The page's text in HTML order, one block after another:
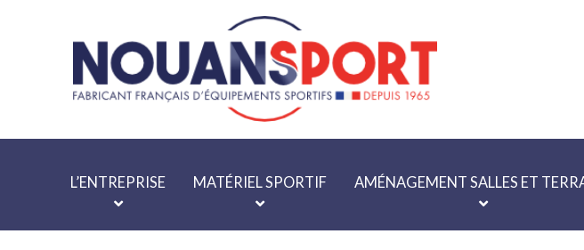
Aller
la
Aller
contenu
L’ENTREPRISE MATÉRIEL SPORTIF AMÉNAGEMENT SALLES ET